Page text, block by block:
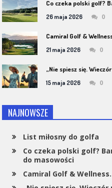
26 maja 2026 0
Camiral Golf &
21 maja 2026 0
„Nie spiesz się.
15 maja 2026 0
NAJNOWSZE
List miłosny do golfa
Co czeka polski golf?
do masowości
Camiral Golf & Wellness.